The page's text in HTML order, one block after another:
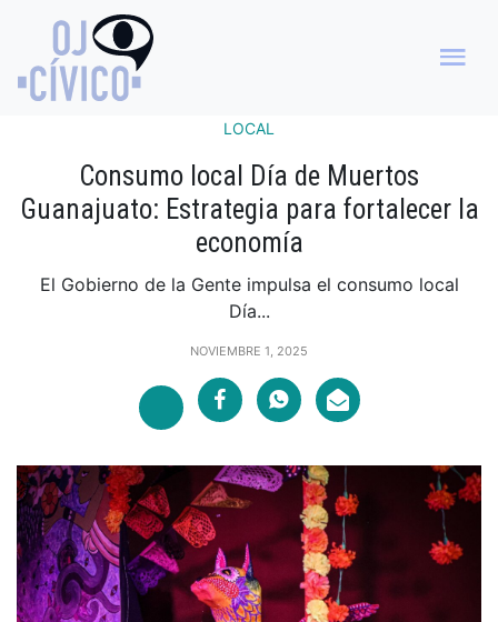
LOCAL
Consumo local Día de Muertos
Guanajuato: Estrategia para fortalecer la
economía
El Gobierno de la Gente impulsa el consumo local
Día...
NOVIEMBRE 1, 2025